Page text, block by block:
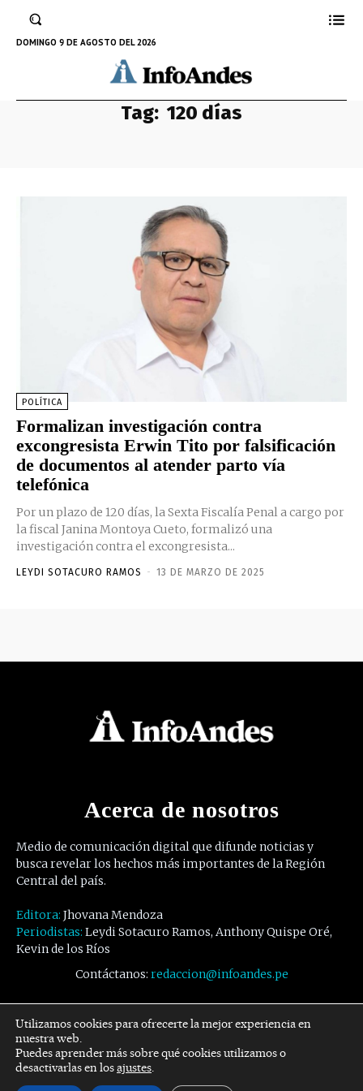
DOMINGO 9 DE AGOSTO DEL 2026
Tag: 120 días
POLÍTICA
Formalizan investigación contra
excongresista Erwin Tito por falsificación
de documentos al atender parto vía
telefónica
Por un plazo de 120 días, la Sexta Fiscalía Penal a cargo por
la fiscal Janina Montoya Cueto, formalizó una
investigación contra el excongresista...
LEYDI SOTACURO RAMOS - 13 DE MARZO DE 2025
Acerca de nosotros
Medio de comunicación digital que difunde noticias y
busca revelar los hechos más importantes de la Región
Central del país.
Editora: Jhovana Mendoza
Periodistas: Leydi Sotacuro Ramos, Anthony Quispe Oré,
Kevin de los Ríos
Contáctanos: redaccion@infoandes.pe
Síguenos
Facebook Twitter Youtube
Utilizamos cookies para ofrecerte la mejor experiencia en
nuestra web.
Puedes aprender más sobre qué cookies utilizamos o
desactivarlas en losajustes.